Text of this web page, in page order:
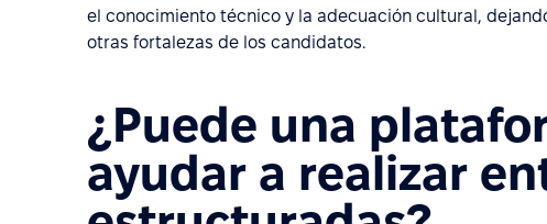
el conocimiento técnico y la adecuación cultural,
otras fortalezas de los candidatos.
¿Puede una
ayudar a realizar